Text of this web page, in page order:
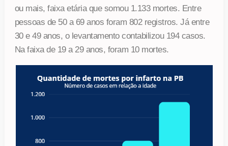
ou mais, faixa etária que somou 1.133 mortes. Entre
pessoas de 50 a 69 anos foram 802 registros. Já entre
30 e 49 anos, o levantamento contabilizou 194 casos.
Na faixa de 19 a 29 anos, foram 10 mortes.